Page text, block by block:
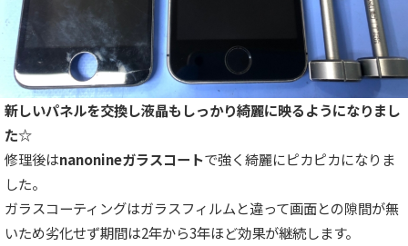
新しいパネルを交換し液晶もしっかり綺麗に映るようになりまし
た☆
修理後はnanonineガラスコートで強く綺麗にピカピカになりま
した。
ガラスコーティングはガラスフィルムと違って画面との隙間が無
いため劣化せず期間は2年から3年ほど効果が継続します。